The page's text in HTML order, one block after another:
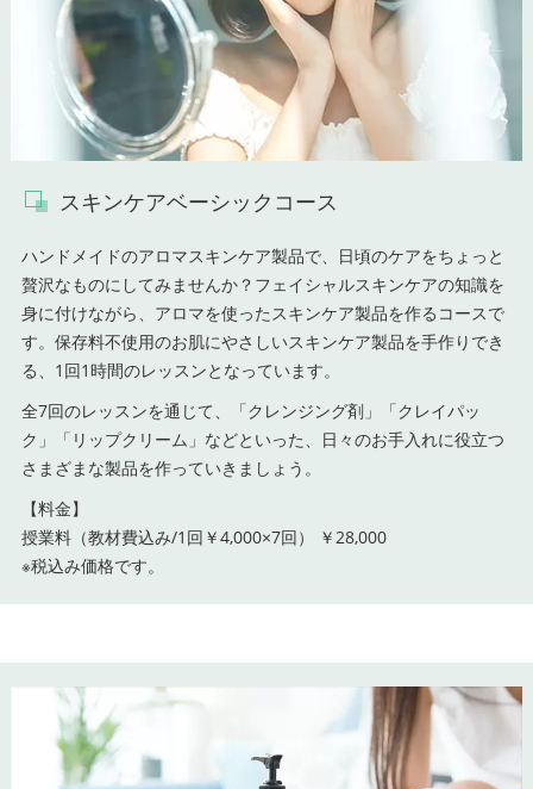
スキンケアベーシックコース
ハンドメイドのアロマスキンケア製品で、日頃のケアをちょっと
贅沢なものにしてみませんか？フェイシャルスキンケアの知識を
身に付けながら、アロマを使ったスキンケア製品を作るコースで
す。保存料不使用のお肌にやさしいスキンケア製品を手作りでき
る、1回1時間のレッスンとなっています。
全7回のレッスンを通じて、「クレンジング剤」「クレイパッ
ク」「リップクリーム」などといった、日々のお手入れに役立つ
さまざまな製品を作っていきましょう。
【料金】
授業料（教材費込み/1回￥4,000×7回） ￥28,000
※税込み価格です。